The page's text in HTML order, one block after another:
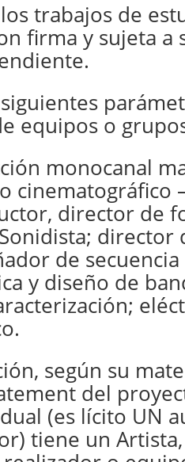
trabajos de
firma y sujeta a
equipos o
monocanal
cinematográfico
director de
de
y diseño de
según su
del
(es lícito UN
tiene un